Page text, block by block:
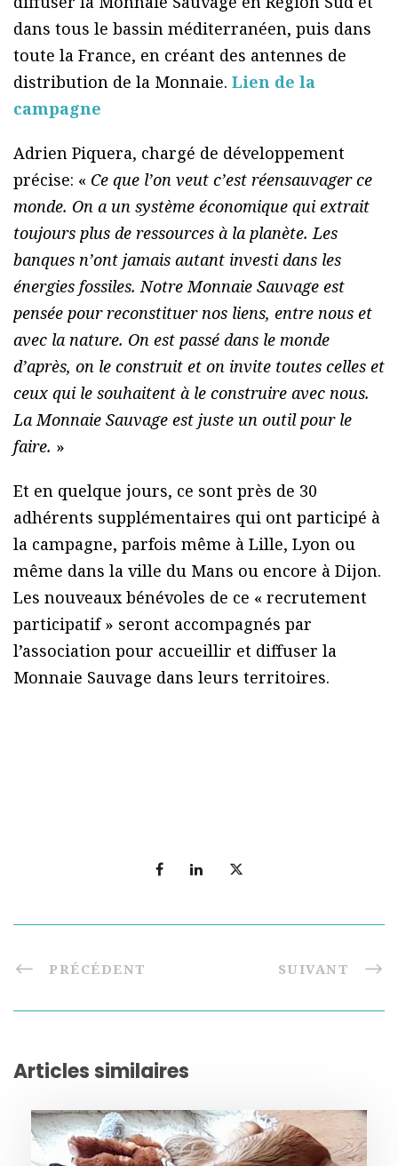
dans tous le bassin méditerranéen, puis dans
toute la France, en créant des antennes de
distribution de la Monnaie. Lien de la
campagne
Adrien Piquera, chargé de développement
précise: « Ce que l’on veut c’est réensauvager ce
monde. On a un système économique qui extrait
toujours plus de ressources à la planète. Les
banques n’ont jamais autant investi dans les
énergies fossiles. Notre Monnaie Sauvage est
pensée pour reconstituer nos liens, entre nous et
avec la nature. On est passé dans le monde
d’après, on le construit et on invite toutes celles et
ceux qui le souhaitent à le construire avec nous.
La Monnaie Sauvage est juste un outil pour le
faire. »
Et en quelque jours, ce sont près de 30
adhérents supplémentaires qui ont participé à
la campagne, parfois même à Lille, Lyon ou
même dans la ville du Mans ou encore à Dijon.
Les nouveaux bénévoles de ce « recrutement
participatif » seront accompagnés par
l’association pour accueillir et diffuser la
Monnaie Sauvage dans leurs territoires.
PRÉCÉDENT SUIVANT
Articles similaires